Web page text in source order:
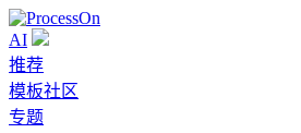
AI
推荐
模板社区
专题